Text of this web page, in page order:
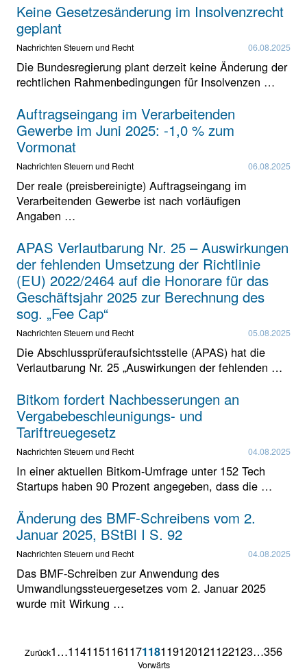
Keine Gesetzesänderung im Insolvenzrecht
geplant
Nachrichten Steuern und Recht 06.08.2025
Die Bundesregierung plant derzeit keine Änderung der
rechtlichen Rahmenbedingungen für Insolvenzen …
Auftragseingang im Verarbeitenden
Gewerbe im Juni 2025: -1,0 % zum
Vormonat
Nachrichten Steuern und Recht 06.08.2025
Der reale (preisbereinigte) Auftragseingang im
Verarbeitenden Gewerbe ist nach vorläufigen
Angaben …
APAS Verlautbarung Nr. 25 – Auswirkungen
der fehlenden Umsetzung der Richtlinie
(EU) 2022/2464 auf die Honorare für das
Geschäftsjahr 2025 zur Berechnung des
sog. „Fee Cap“
Nachrichten Steuern und Recht 05.08.2025
Die Abschlussprüferaufsichtsstelle (APAS) hat die
Verlautbarung Nr. 25 „Auswirkungen der fehlenden …
Bitkom fordert Nachbesserungen an
Vergabebeschleunigungs- und
Tariftreuegesetz
Nachrichten Steuern und Recht 04.08.2025
In einer aktuellen Bitkom-Umfrage unter 152 Tech
Startups haben 90 Prozent angegeben, dass die …
Änderung des BMF-Schreibens vom 2.
Januar 2025, BStBl I S. 92
Nachrichten Steuern und Recht 04.08.2025
Das BMF-Schreiben zur Anwendung des
Umwandlungssteuergesetzes vom 2. Januar 2025
wurde mit Wirkung …
Zurück1…114115116117118119120121122123…356
Vorwärts